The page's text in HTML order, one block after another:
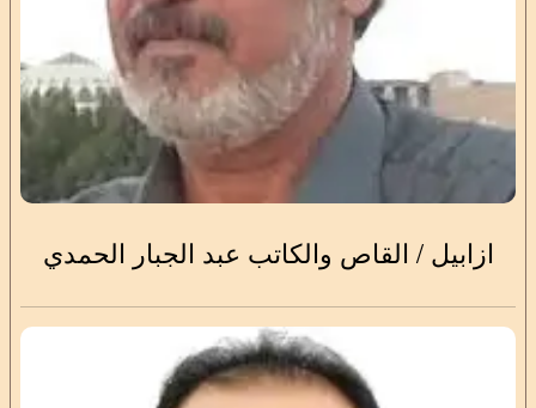
ازابيل / القاص والكاتب عبد الجبار الحمدي